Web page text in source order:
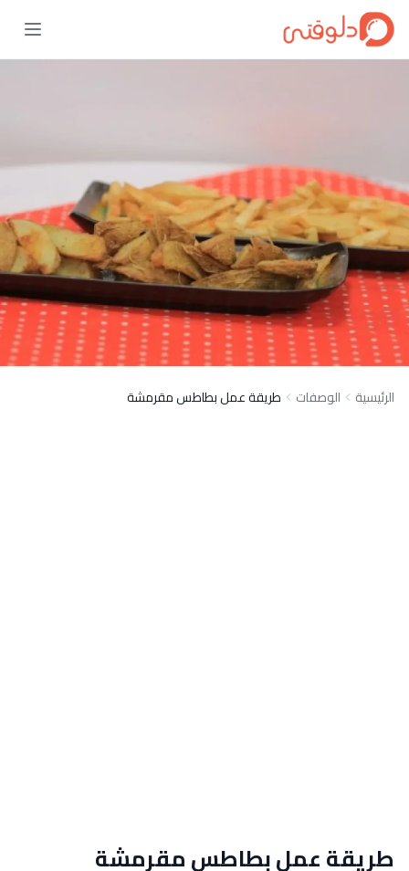
الرئيسية الوصفات طريقة عمل بطاطس مقرمشة
طريقة عمل بطاطس مقرمشة